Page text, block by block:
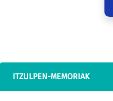
ITZULPEN-MEMORIAK